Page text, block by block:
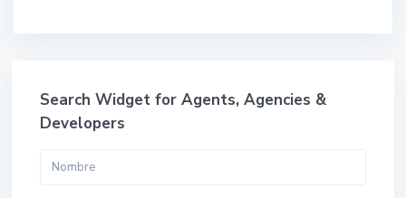
Search Widget for Agents, Agencies &
Developers